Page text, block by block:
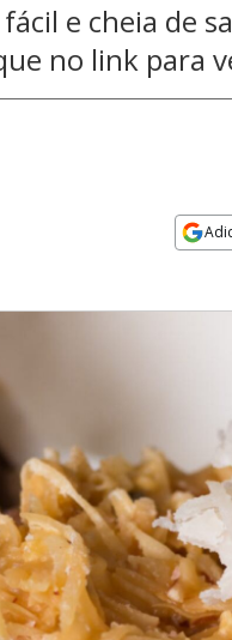
e cheia de
no link para